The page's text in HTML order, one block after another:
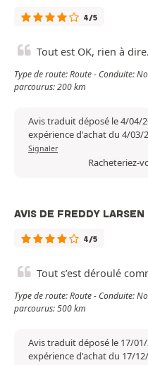
4/5
Tout est OK, rien à dire.
Type de route: Route - Conduite:
parcourus: 200 km
Avis traduit déposé le 4/04/
expérience d'achat du 4/03/
Signaler
Racheteriez-
AVIS DE FREDDY LARSEN
4/5
Tout s’est déroulé
Type de route: Route - Conduite:
parcourus: 500 km
Avis traduit déposé le 17/
expérience d'achat du 17/